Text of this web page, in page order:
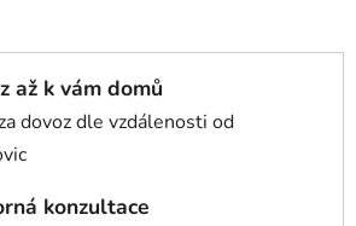
až k vám domů
dovoz dle vzdálenosti od
konzultace